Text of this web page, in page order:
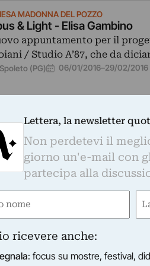
MADONNA DEL POZZO
& Light - Elisa Gambino
appuntamento per il
/ Studio A’87, che da
Spoleto (PG) 06/01/2016–29/02/2016
Guillot - Mémoires [en
di Anna Guillot per
Spoleto (PG) 10/10/2015
Lettera, la newsletter
Non perdetevi il
giorno un'e-mail con
partecipa alla
ricevere anche:
: focus su mostre, festival,